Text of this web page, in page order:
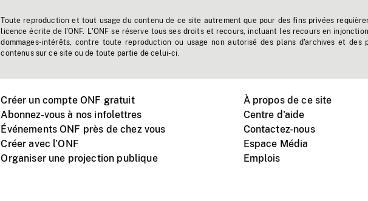
Toute reproduction et tout usage du contenu de ce site autrement que pour des fins privées
licence écrite de l'ONF. L'ONF se réserve tous ses droits et recours, incluant les recours en
dommages-intérêts, contre toute reproduction ou usage non autorisé des plans d'archives et des
contenus sur ce site ou de toute partie de celui-ci.
Créer un compte ONF gratuit
Abonnez-vous à nos infolettres
Événements ONF près de chez vous
Créer avec l’ONF
Organiser une projection publique
À propos de ce site
Centre d'aide
Contactez-nous
Espace Média
Emplois